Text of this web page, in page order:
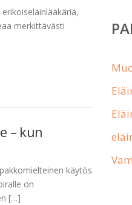
merkittävästi
– kun
käytös
on
[…]